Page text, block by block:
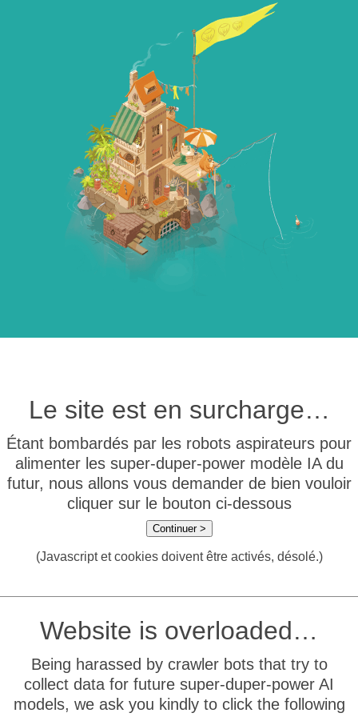
Le site est en surcharge…
Étant bombardés par les robots aspirateurs pour
alimenter les super-duper-power modèle IA du
futur, nous allons vous demander de bien vouloir
cliquer sur le bouton ci-dessous
Continuer >
(Javascript et cookies doivent être activés, désolé.)
Website is overloaded…
Being harassed by crawler bots that try to
collect data for future super-duper-power AI
models, we ask you kindly to click the following